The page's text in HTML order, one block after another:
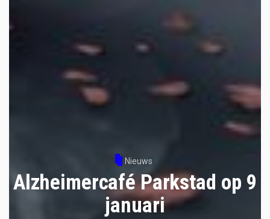
Nieuws
Alzheimercafé Parkstad op 9
januari